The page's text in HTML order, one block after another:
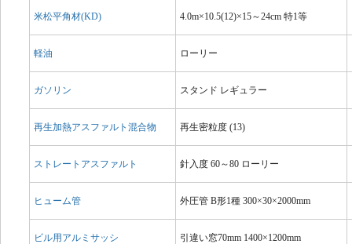
米松平角材(KD) 4.0m×10.5(12)×15～24cm 特1等
軽油 ローリー
ガソリン スタンド レギュラー
再生加熱アスファルト混合物 再生密粒度 (13)
ストレートアスファルト 針入度 60～80 ローリー
ヒューム管 外圧管 B形1種 300×30×2000mm
ビル用アルミサッシ 引違い窓70mm 1400×1200mm